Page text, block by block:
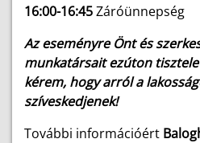
16:00-16:45Záróünnepség
Az eseményre Önt és
munkatársait ezúton
kérem, hogy arról a
szíveskedjenek!
További információért